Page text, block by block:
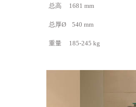
总高 1681 mm
总厚Ø 540 mm
重量 185-245 kg